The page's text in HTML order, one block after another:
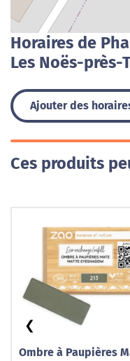
Horaires de
Les Noës-près-
Ajouter des
Ces produits
Ombre à Paupières
❮